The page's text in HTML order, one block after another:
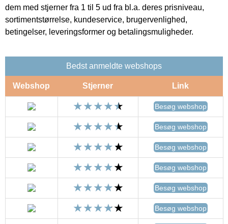
dem med stjerner fra 1 til 5 ud fra bl.a. deres prisniveau,
sortimentstørrelse, kundeservice, brugervenlighed,
betingelser, leveringsformer og betalingsmuligheder.
Bedst anmeldte webshops
Webshop Stjerner Link
Besøg webshop
Besøg webshop
Besøg webshop
Besøg webshop
Besøg webshop
Besøg webshop